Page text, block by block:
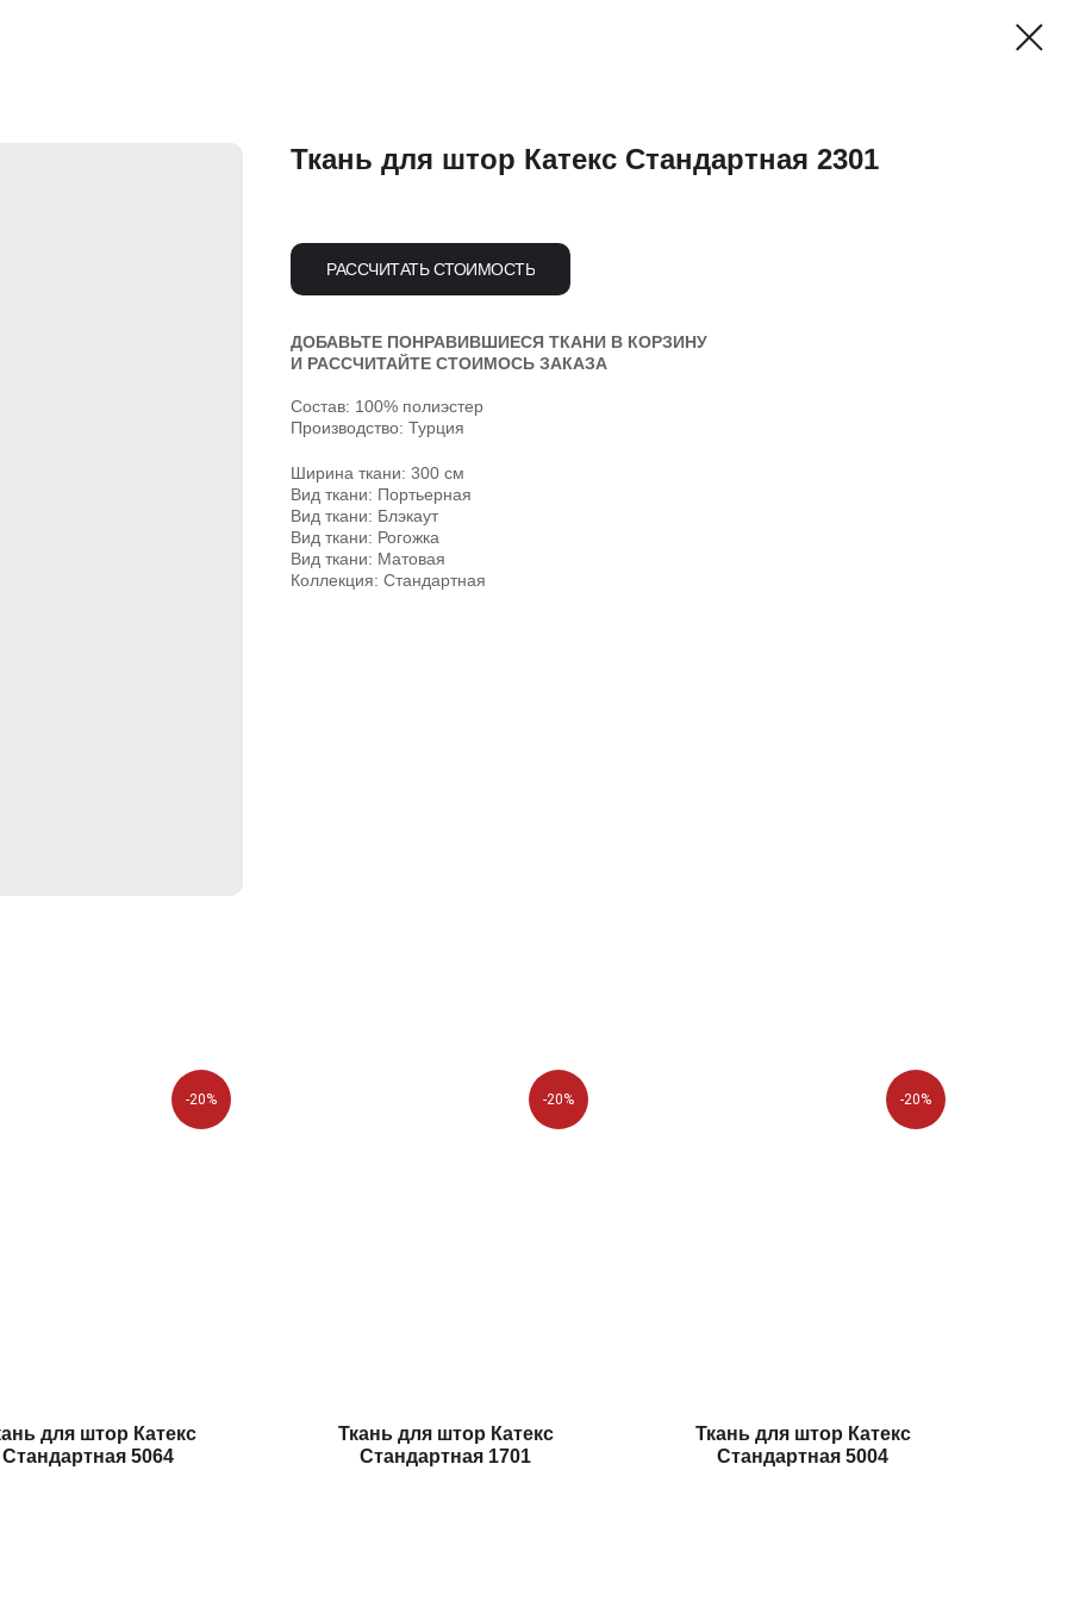
Ткань для штор Катекс Стандартная 2301
РАССЧИТАТЬ СТОИМОСТЬ
ДОБАВЬТЕ ПОНРАВИВШИЕСЯ ТКАНИ В КОРЗИНУ
И РАССЧИТАЙТЕ СТОИМОСЬ ЗАКАЗА
Состав: 100% полиэстер
Производство: Турция
Ширина ткани: 300 см
Вид ткани: Портьерная
Вид ткани: Блэкаут
Вид ткани: Рогожка
Вид ткани: Матовая
Коллекция: Стандартная
-20%
для штор Катекс
Стандартная 5064
-20%
Ткань для штор Катекс
Стандартная 1701
-20%
Ткань для штор Катекс
Стандартная 5004